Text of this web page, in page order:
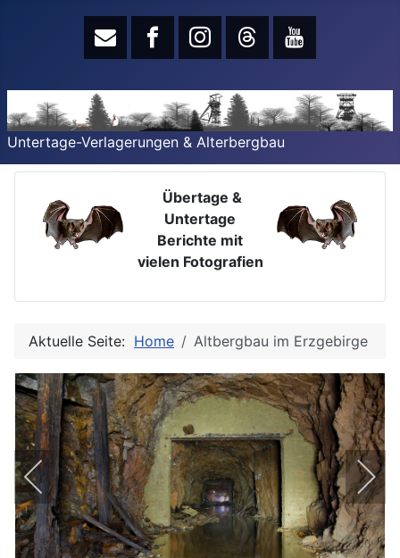
Untertage-Verlagerungen & Alterbergbau
Übertage &
Untertage
Berichte mit
vielen Fotografien
Aktuelle Seite: Home Altbergbau im Erzgebirge